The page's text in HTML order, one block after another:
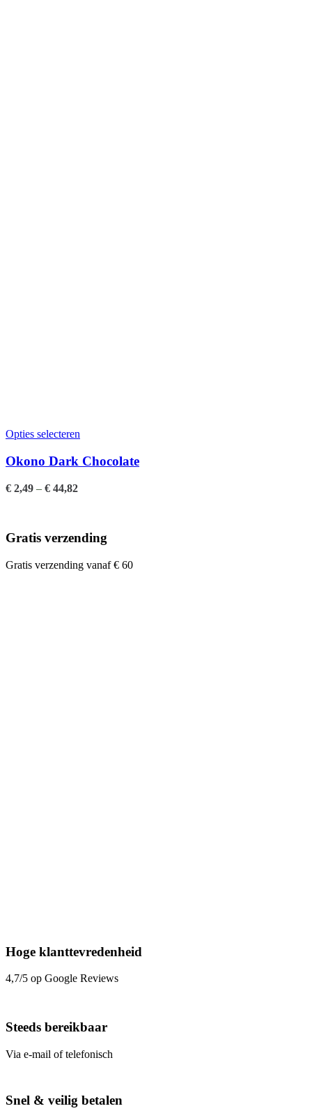
Opties selecteren
Okono Dark Chocolate
€ 2,49 – € 44,82
Gratis verzending
Gratis verzending vanaf € 60
Hoge klanttevredenheid
4,7/5 op Google Reviews
Steeds bereikbaar
Via e-mail of telefonisch
Snel & veilig betalen